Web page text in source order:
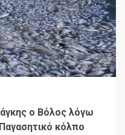
ο Βόλος λόγω
κόλπο